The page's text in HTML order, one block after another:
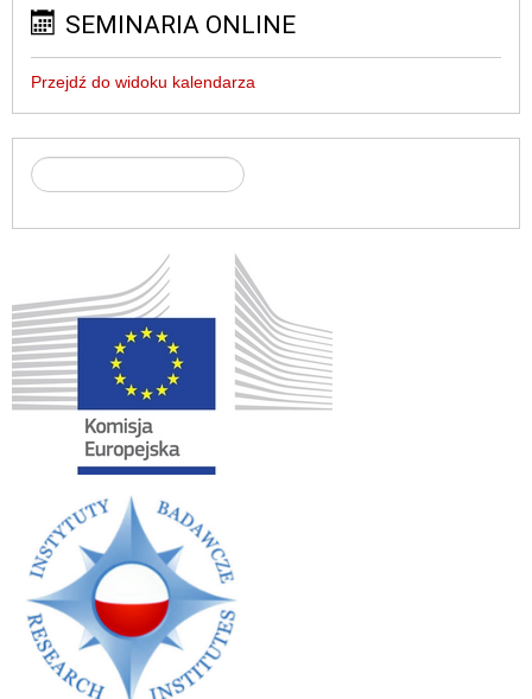
SEMINARIA ONLINE
Przejdź do widoku kalendarza